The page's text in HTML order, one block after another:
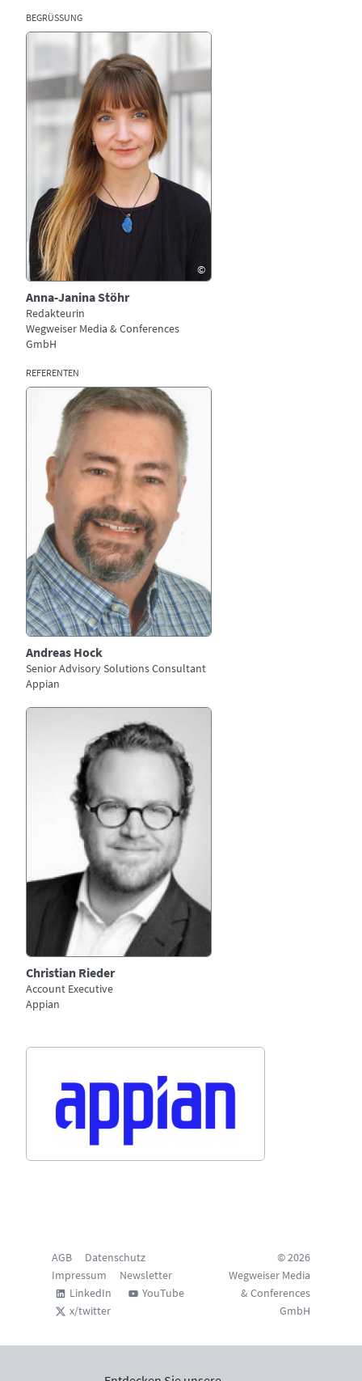
BEGRÜSSUNG
Bild
©
Anna-Janina Stöhr
Redakteurin
Wegweiser Media & Conferences
GmbH
REFERENTEN
Bild
Andreas Hock
Senior Advisory Solutions Consultant
Appian
Bild
Christian Rieder
Account Executive
Appian
AGB
Datenschutz
Impressum
Newsletter
LinkedIn
YouTube
x/twitter
© 2026
Wegweiser Media
& Conferences
GmbH